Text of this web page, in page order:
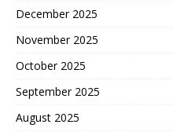
December 2025
November 2025
October 2025
September 2025
August 2025